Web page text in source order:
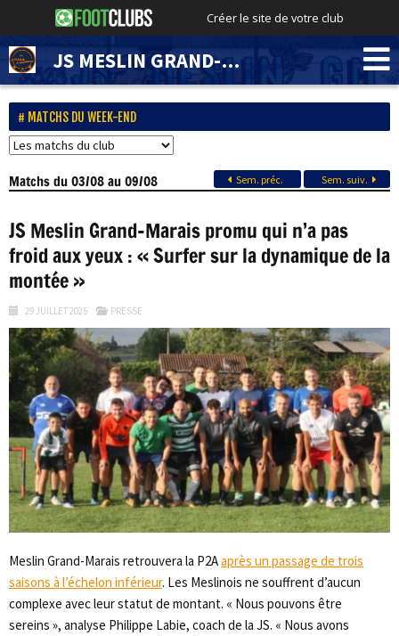
Créer le site de votre club
JS MESLIN GRAND-MARAIS
MATCHS DU WEEK-END
Matchsdu 03/08 au 09/08 Sem. préc. Sem. suiv.
JS Meslin Grand-Marais promu qui n’a pas
froid aux yeux : « Surfer sur la dynamique de la
montée »
29 JUILLET 2025 PRESSE
Meslin Grand-Marais retrouvera la P2Aaprès un passage de trois
saisons à l’échelon inférieur. Les Meslinois ne souffrent d’aucun
complexe avec leur statut de montant. « Nous pouvons être
sereins », analyse Philippe Labie, coach de la JS. « Nous avons